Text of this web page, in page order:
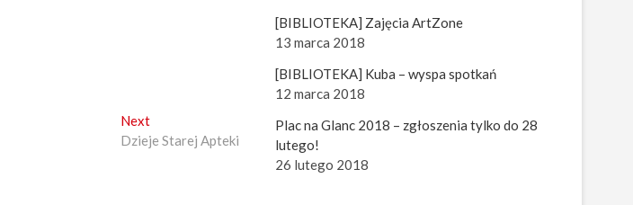
Next
e
Dzieje Starej Apteki
[BIBLIOTEKA] Zajęcia ArtZone
13 marca 2018
[BIBLIOTEKA] Kuba – wyspa spotkań
12 marca 2018
Plac na Glanc 2018 – zgłoszenia tylko do 28
lutego!
26 lutego 2018